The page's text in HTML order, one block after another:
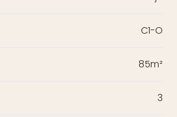
C1-O
85m²
3